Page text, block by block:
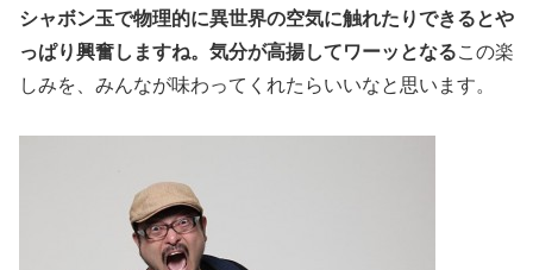
シャボン玉で物理的に異世界の空気に触れたりできるとや
っぱり興奮しますね。気分が高揚してワーッとなるこの楽
しみを、みんなが味わってくれたらいいなと思います。